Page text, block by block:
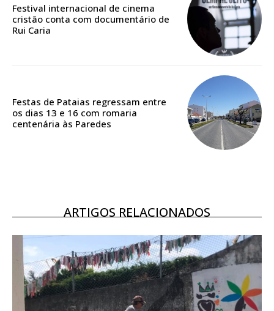
assinantes
Ofertas para assinatura anual
Festival internacional de cinema
cristão conta com documentário de
Rui Caria
Festas de Pataias regressam entre
os dias 13 e 16 com romaria
centenária às Paredes
ARTIGOS RELACIONADOS